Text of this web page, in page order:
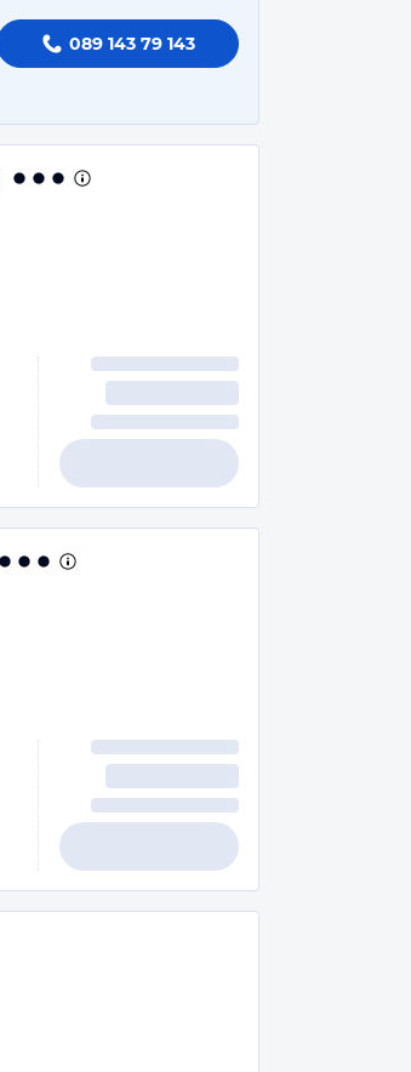
089 143 79 143